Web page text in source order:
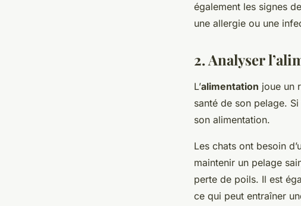
également les signes
une allergie ou une
2. Analyser
L’alimentation joue un
santé de son pelage.
son alimentation.
Les chats ont besoin
maintenir un pelage
perte de poils. Il est
ce qui peut entraîner